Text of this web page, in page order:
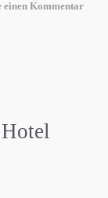
einen Kommentar